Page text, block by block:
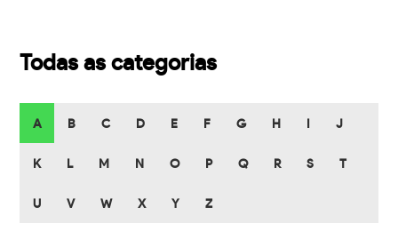
Todas as categorias
A B C D E F G H J
K L M N O P Q R S T
U V W X Y Z